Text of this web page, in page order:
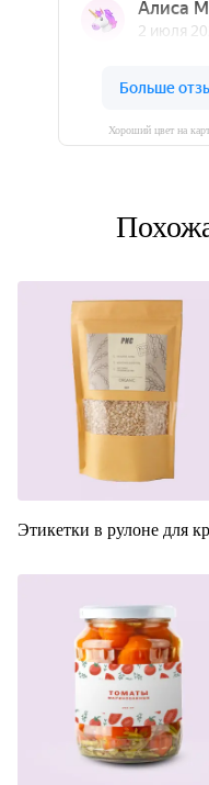
Хороший цвет на
Этикетки в рулоне для